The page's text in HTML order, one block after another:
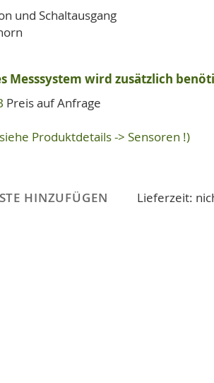
und Schaltausgang
Messsystem wird zusätzlich
Preis auf Anfrage
Produktdetails -> Sensoren !)
HINZUFÜGEN Lieferzeit: